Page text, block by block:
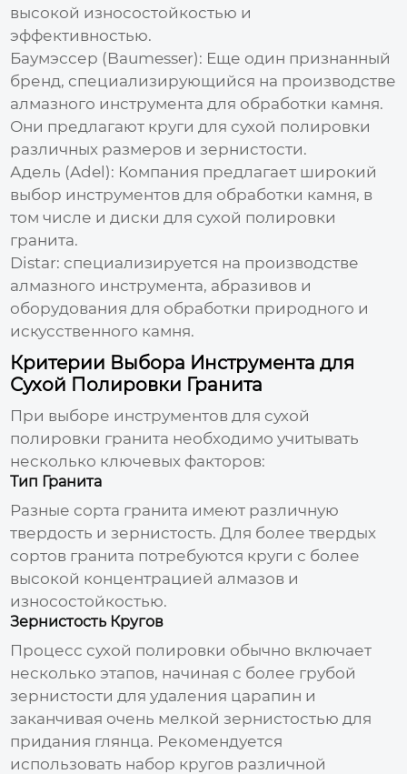
высокой износостойкостью и
эффективностью.
Баумэссер (Baumesser): Еще один признанный
бренд, специализирующийся на производстве
алмазного инструмента для обработки камня.
Они предлагают круги для сухой полировки
различных размеров и зернистости.
Адель (Adel): Компания предлагает широкий
выбор инструментов для обработки камня, в
том числе и диски для сухой полировки
гранита.
Distar: специализируется на производстве
алмазного инструмента, абразивов и
оборудования для обработки природного и
искусственного камня.
Критерии Выбора Инструмента для
Сухой Полировки Гранита
При выборе инструментов для сухой
полировки гранита необходимо учитывать
несколько ключевых факторов:
Тип Гранита
Разные сорта гранита имеют различную
твердость и зернистость. Для более твердых
сортов гранита потребуются круги с более
высокой концентрацией алмазов и
износостойкостью.
Зернистость Кругов
Процесс сухой полировки обычно включает
несколько этапов, начиная с более грубой
зернистости для удаления царапин и
заканчивая очень мелкой зернистостью для
придания глянца. Рекомендуется
использовать набор кругов различной